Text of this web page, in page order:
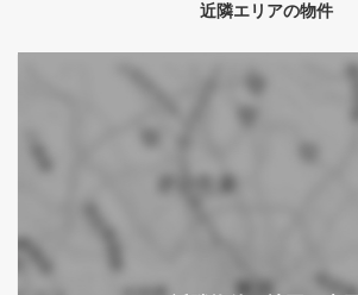
近隣エリアの物件